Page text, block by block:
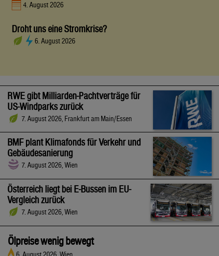
4. August 2026
Droht uns eine Stromkrise?
6. August 2026
RWE gibt Milliarden-Pachtverträge für
US-Windparks zurück
7. August 2026, Frankfurt am Main/Essen
BMF plant Klimafonds für Verkehr und
Gebäudesanierung
7. August 2026, Wien
Österreich liegt bei E-Bussen im EU-
Vergleich zurück
7. August 2026, Wien
Ölpreise wenig bewegt